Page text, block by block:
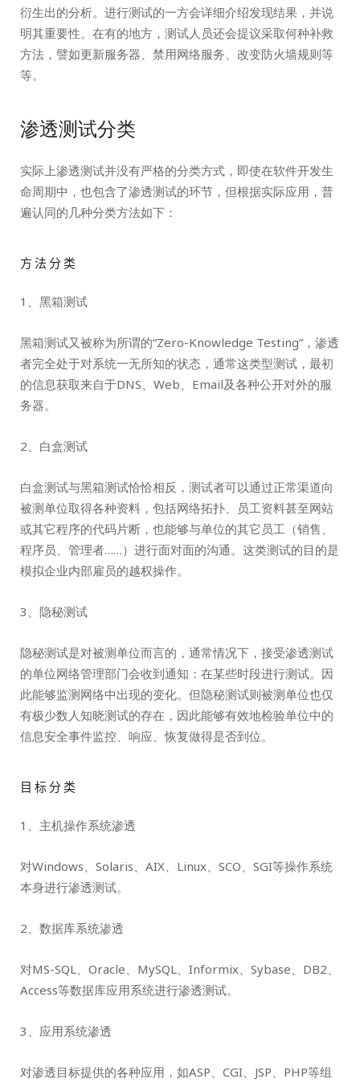
衍生出的分析。进行测试的一方会详细介绍发现结果，并说
明其重要性。在有的地方，测试人员还会提议采取何种补救
方法，譬如更新服务器、禁用网络服务、改变防火墙规则等
等。
渗透测试分类
实际上渗透测试并没有严格的分类方式，即使在软件开发生
命周期中，也包含了渗透测试的环节，但根据实际应用，普
遍认同的几种分类方法如下：
方法分类
1、黑箱测试
黑箱测试又被称为所谓的“Zero-Knowledge Testing”，渗透
者完全处于对系统一无所知的状态，通常这类型测试，最初
的信息获取来自于DNS、Web、Email及各种公开对外的服
务器。
2、白盒测试
白盒测试与黑箱测试恰恰相反，测试者可以通过正常渠道向
被测单位取得各种资料，包括网络拓扑、员工资料甚至网站
或其它程序的代码片断，也能够与单位的其它员工（销售、
程序员、管理者……）进行面对面的沟通。这类测试的目的是
模拟企业内部雇员的越权操作。
3、隐秘测试
隐秘测试是对被测单位而言的，通常情况下，接受渗透测试
的单位网络管理部门会收到通知：在某些时段进行测试。因
此能够监测网络中出现的变化。但隐秘测试则被测单位也仅
有极少数人知晓测试的存在，因此能够有效地检验单位中的
信息安全事件监控、响应、恢复做得是否到位。
目标分类
1、主机操作系统渗透
对Windows、Solaris、AIX、Linux、SCO、SGI等操作系统
本身进行渗透测试。
2、数据库系统渗透
对MS-SQL、Oracle、MySQL、Informix、Sybase、DB2、
Access等数据库应用系统进行渗透测试。
3、应用系统渗透
对渗透目标提供的各种应用，如ASP、CGI、JSP、PHP等组